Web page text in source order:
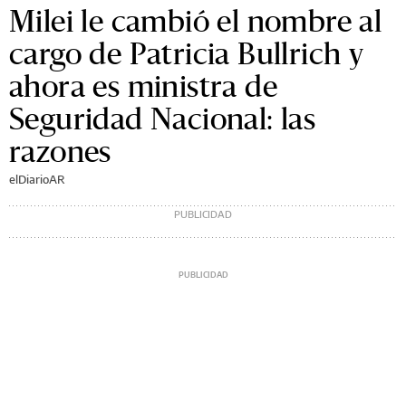
Milei le cambió el nombre al
cargo de Patricia Bullrich y
ahora es ministra de
Seguridad Nacional: las
razones
elDiarioAR